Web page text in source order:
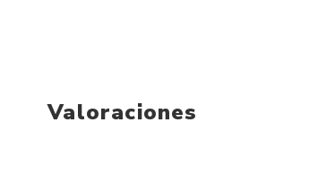
Valoraciones